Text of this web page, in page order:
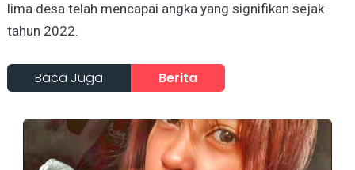
lima desa telah mencapai angka yang signifikan sejak
tahun 2022.
Baca Juga Berita